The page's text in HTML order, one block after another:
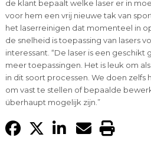
de klant bepaalt welke laser er in
voor hem een vrij nieuwe tak van
het laserreinigen dat momenteel in
de snelheid is toepassing van lasers
interessant. “De laser is een
meer toepassingen. Het is leuk om
in dit soort processen. We doen
om vast te stellen of bepaalde
überhaupt mogelijk zijn.”